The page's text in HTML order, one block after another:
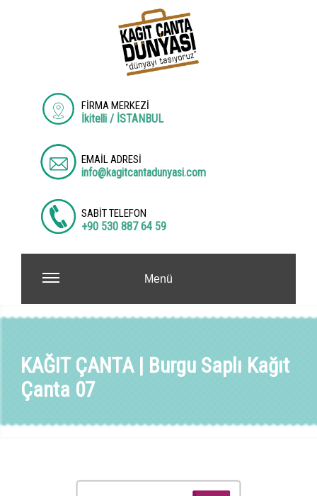
FİRMA MERKEZİ
İkitelli / İSTANBUL
EMAİL ADRESİ
info@kagitcantadunyasi.com
SABİT TELEFON
+90 530 887 64 59
Menü
KAĞIT ÇANTA | Burgu Saplı Kağıt
Çanta 07